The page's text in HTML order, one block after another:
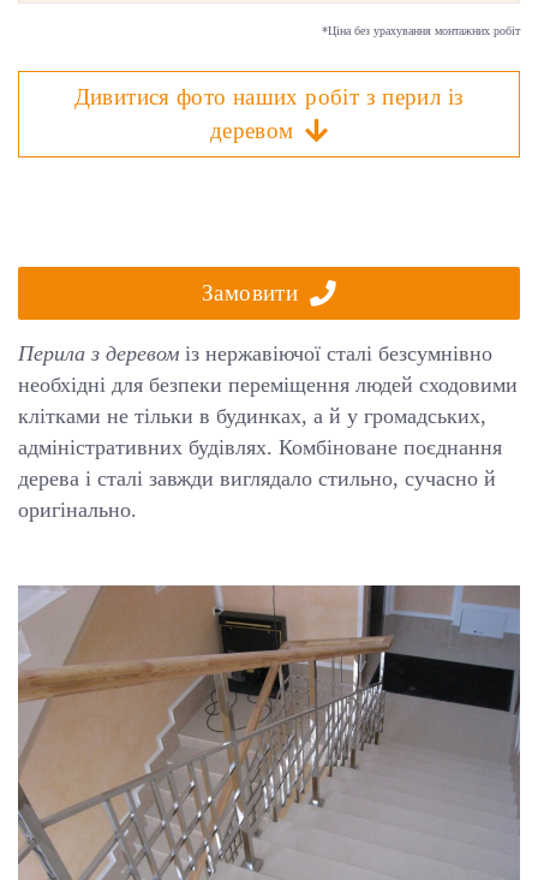
*Ціна без урахування монтажних робіт
Дивитися фото наших робіт з перил із
деревом
Замовити
Перила з деревом із нержавіючої сталі безсумнівно
необхідні для безпеки переміщення людей сходовими
клітками не тільки в будинках, а й у громадських,
адміністративних будівлях. Комбіноване поєднання
дерева і сталі завжди виглядало стильно, сучасно й
оригінально.